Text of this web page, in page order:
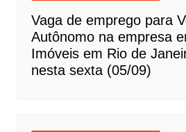
Vaga de emprego para
Autônomo na empresa
Imóveis em Rio de
nesta sexta (05/09)